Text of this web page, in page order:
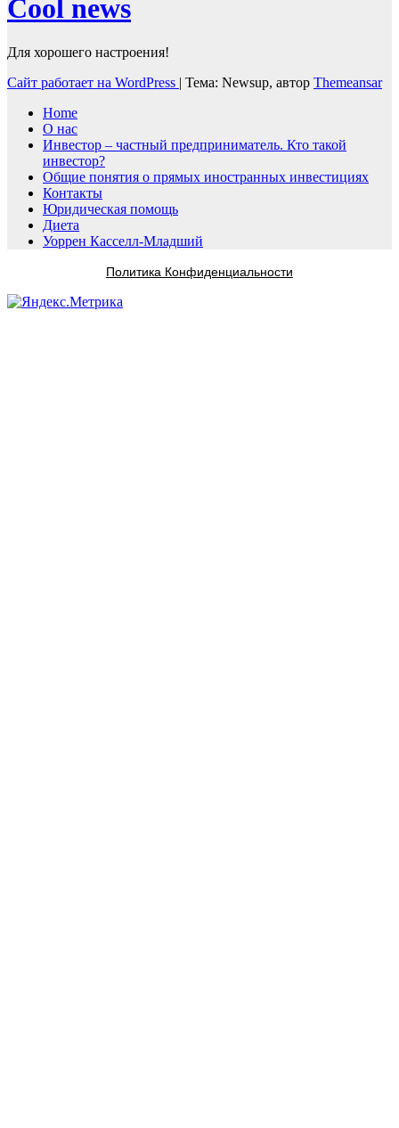
Cool news
Для хорошего настроения!
Сайт работает на WordPress | Тема: Newsup, автор Themeansar
Home
О нас
Инвестор – частный предприниматель. Кто такой
инвестор?
Общие понятия о прямых иностранных инвестициях
Контакты
Юридическая помощь
Диета
Уоррен Касселл-Младший
Политика Конфиденциальности